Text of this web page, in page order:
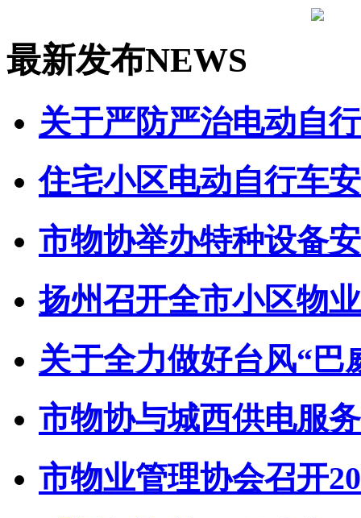
最新发布NEWS
关于严防严治电动自
住宅小区电动自行车
市物协举办特种设备
扬州召开全市小区物
关于全力做好台风“巴
市物协与城西供电服
市物业管理协会召开